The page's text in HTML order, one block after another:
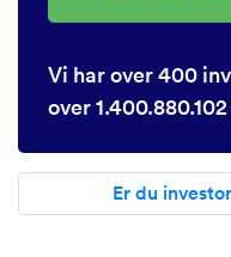
Vi har over 400
over
Er du